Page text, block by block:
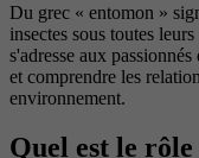
Du grec « entomon »
insectes sous toutes
s'adresse aux
et comprendre les
environnement.
Quel est le